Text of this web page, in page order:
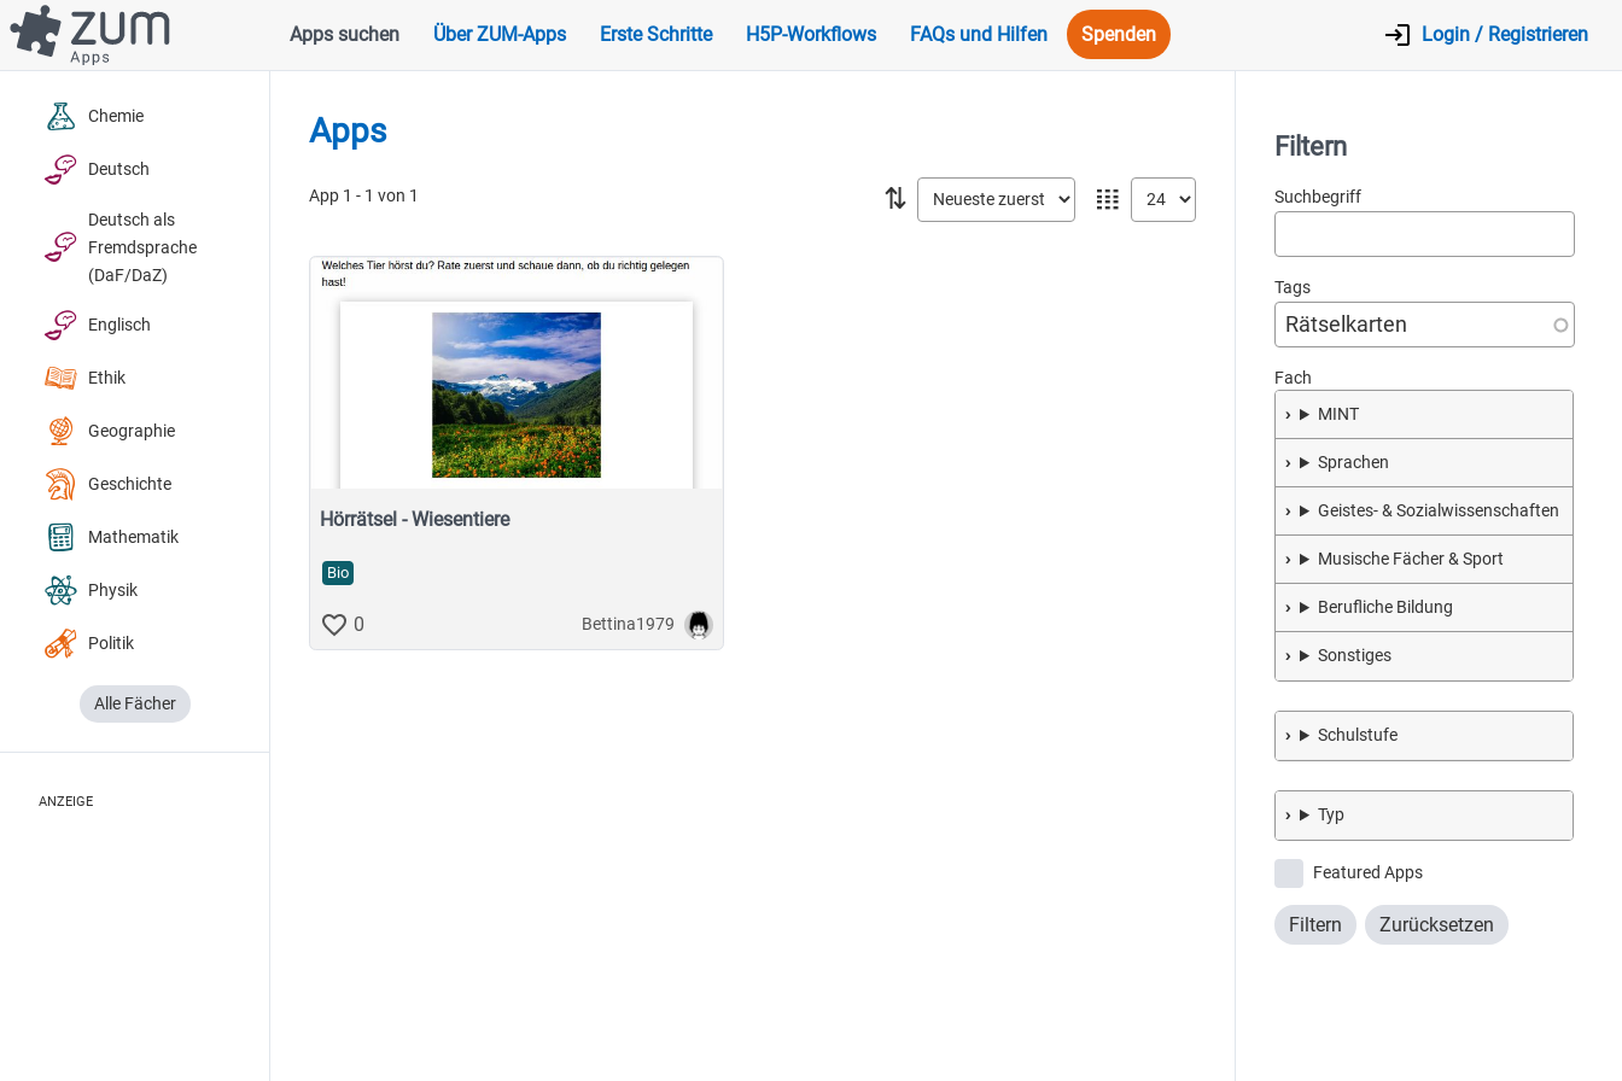
Direkt
zum
Inhalt
Hauptnavigation
Apps suchen Über ZUM-Apps Erste Schritte H5P-Workflows FAQs und Hilfen Spenden Login / Registrieren
Chemie
Deutsch
Deutsch als
Fremdsprache
(DaF/DaZ)
Englisch
Ethik
Geographie
Geschichte
Mathematik
Physik
Politik
Alle Fächer
ANZEIGE
Apps
App 1 - 1 von 1 𝍖
⇅
Hörrätsel - Wiesentiere
Bio
0 Bettina1979
Filtern
Suchbegriff
Tags
Fach
MINT
Sprachen
Geistes- & Sozialwissenschaften
Musische Fächer & Sport
Berufliche Bildung
Sonstiges
Schulstufe
Typ
Featured Apps